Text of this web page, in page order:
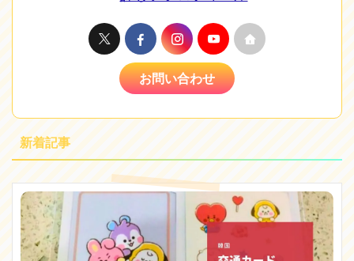
お問い合わせ
新着記事